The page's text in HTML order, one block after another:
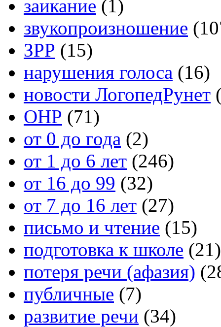
заикание (1)
звукопроизношение
ЗРР (15)
нарушения голоса (16)
новости ЛогопедРунет
ОНР (71)
от 0 до года (2)
от 1 до 6 лет (246)
от 16 до 99 (32)
от 7 до 16 лет (27)
письмо и чтение (15)
подготовка к школе (21)
потеря речи (афазия)
публичные (7)
развитие речи (34)